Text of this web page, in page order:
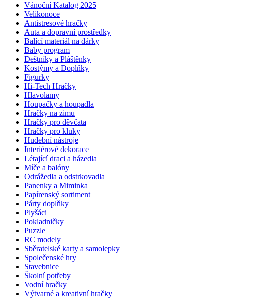
Vánoční Katalog 2025
Velikonoce
Antistresové hračky
Auta a dopravní prostředky
Balící materiál na dárky
Baby program
Deštníky a Pláštěnky
Kostýmy a Doplňky
Figurky
Hi-Tech Hračky
Hlavolamy
Houpačky a houpadla
Hračky na zimu
Hračky pro děvčata
Hračky pro kluky
Hudební nástroje
Interiérové dekorace
Létající draci a házedla
Míče a balóny
Odrážedla a odstrkovadla
Panenky a Miminka
Papírenský sortiment
Párty doplňky
Plyšáci
Pokladničky
Puzzle
RC modely
Sběratelské karty a samolepky
Společenské hry
Stavebnice
Školní potřeby
Vodní hračky
Výtvarné a kreativní hračky